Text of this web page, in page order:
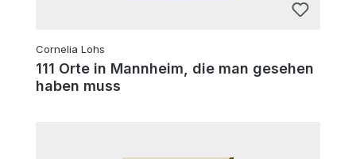
Cornelia Lohs
111 Orte in Mannheim, die man gesehen
haben muss